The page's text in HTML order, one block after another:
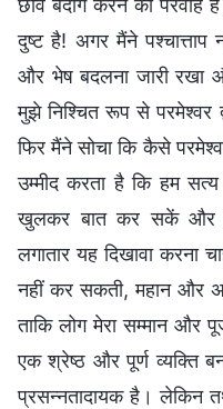
दुष्ट है! अगर मैंने पश्चात्ताप
और भेष बदलना जारी रखा
मुझे निश्चित रूप से परमेश्वर
फिर मैंने सोचा कि कैसे
उम्मीद करता है कि हम
खुलकर बात कर सकें और
लगातार यह दिखावा करना
नहीं कर सकती, महान और
ताकि लोग मेरा सम्मान और
एक श्रेष्ठ और पूर्ण व्यक्ति
प्रसन्नतादायक है। लेकिन